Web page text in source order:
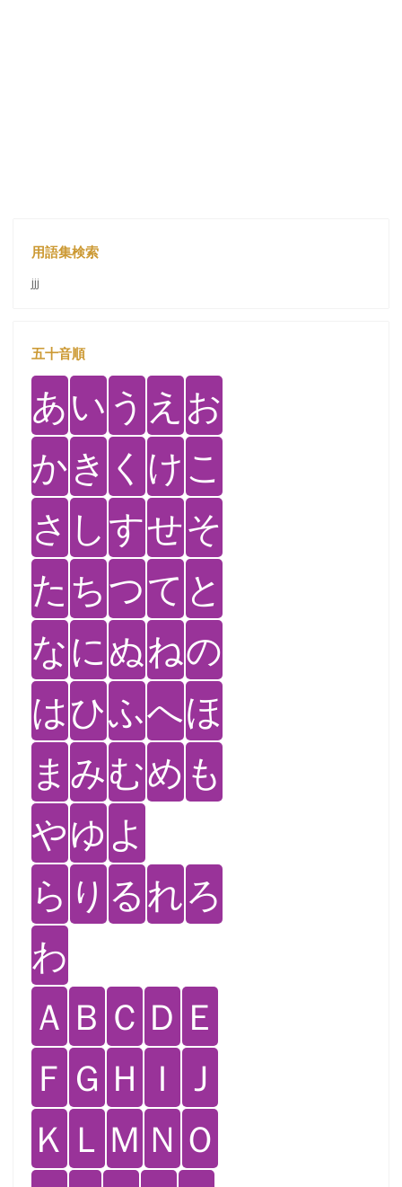
用語集検索
jjj
五十音順
あい う え お
かき く けこ
さ しすせそ
た ちつて と
なにぬねの
はひふへほ
ま みむめ も
やゆ よ
ら り るれろ
わ
Ａ Ｂ Ｃ Ｄ Ｅ
Ｆ Ｇ Ｈ Ｉ Ｊ
Ｋ Ｌ Ｍ Ｎ Ｏ